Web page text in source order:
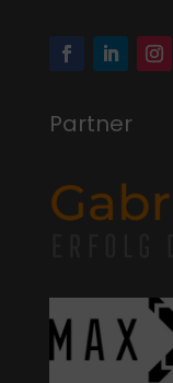
Partner